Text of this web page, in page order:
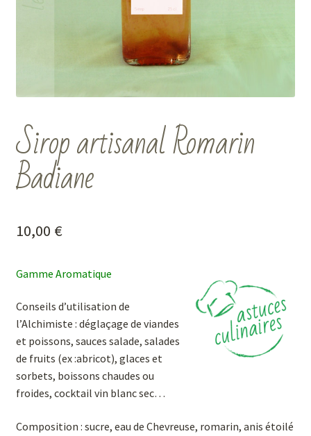
Sirop artisanal Romarin
Badiane
10,00 €
Gamme Aromatique
Conseils d’utilisation de
l’Alchimiste : déglaçage de viandes
et poissons, sauces salade, salades
de fruits (ex :abricot), glaces et
sorbets, boissons chaudes ou
froides, cocktail vin blanc sec…
Composition : sucre, eau de Chevreuse, romarin, anis étoilé